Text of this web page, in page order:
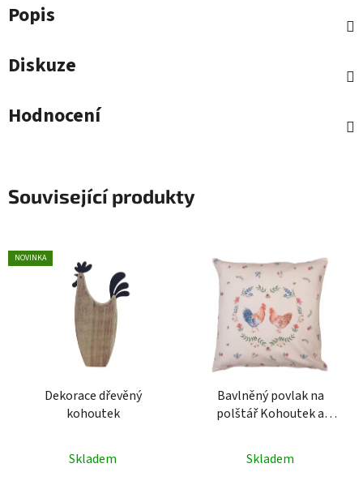
Popis
Diskuze
Hodnocení
Související produkty
NOVINKA
Dekorace dřevěný
kohoutek
Skladem
Bavlněný povlak na
polštář Kohoutek a
Skladem